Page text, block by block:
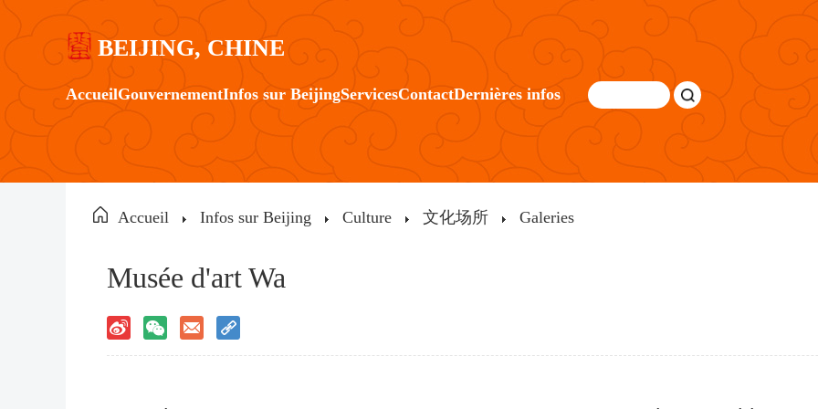
BEIJING, CHINE
AccueilGouvernementInfos sur BeijingServicesContactDernières infos
Accueil Infos sur Beijing Culture 文化场所 Galeries
Musée d'art Wa